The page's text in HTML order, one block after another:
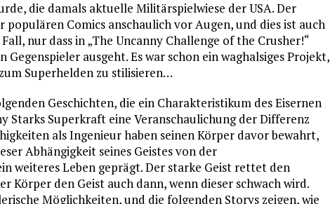
die damals aktuelle Militärspielwiese der USA. Der
Comics anschaulich vor Augen, und dies ist auch
nur dass in „The Uncanny Challenge of the Crusher!“
Gegenspieler ausgeht. Es war schon ein waghalsiges Projekt,
Superhelden zu stilisieren…
Geschichten, die ein Charakteristikum des Eisernen
Starks Superkraft eine Veranschaulichung der Differenz
als Ingenieur haben seinen Körper davor bewahrt,
Abhängigkeit seines Geistes von der
weiteres Leben geprägt. Der starke Geist rettet den
Körper den Geist auch dann, wenn dieser schwach wird.
Möglichkeiten, und die folgenden Storys zeigen, wie